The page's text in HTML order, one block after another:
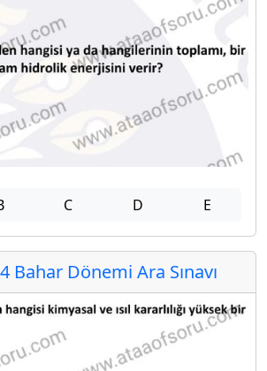
C D E
Bahar Dönemi Ara Sınavı